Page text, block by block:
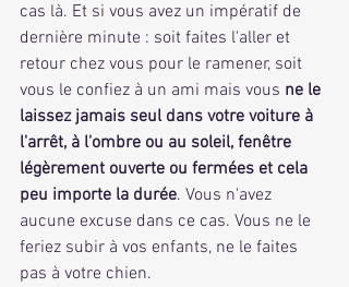
cas là. Et si vous avez un impératif de
dernière minute : soit faites l'aller et
retour chez vous pour le ramener, soit
vous le confiez à un ami mais vous ne le
laissez jamais seul dans votre voiture à
l'arrêt, à l'ombre ou au soleil, fenêtre
légèrement ouverte ou fermées et cela
peu importe la durée. Vous n'avez
aucune excuse dans ce cas. Vous ne le
feriez subir à vos enfants, ne le faites
pas à votre chien.